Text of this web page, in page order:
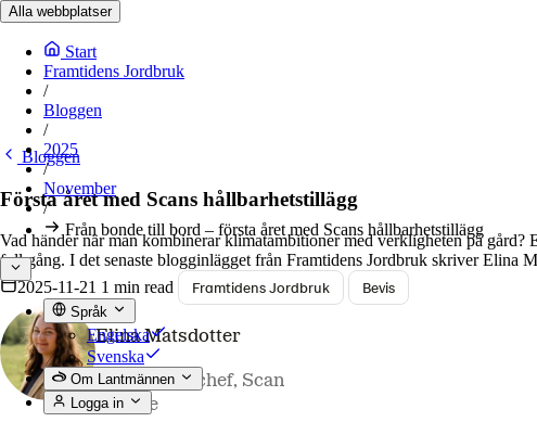
Alla webbplatser
Start
Framtidens Jordbruk
/
Bloggen
/
2025
/
November
/
Från bonde till bord – första året med Scans hållbarhetstillägg
Språk
Engelska
Svenska
Om Lantmännen
Logga in
Bloggen
Första året med Scans hållbarhetstillägg
Vad händer när man kombinerar klimatambitioner med verkligheten på
full gång. I det senaste blogginlägget från Framtidens Jordbruk skriver Elina
2025-11-21 1 min read Framtidens Jordbruk Bevis
Elina Matsdotter
Hållbarhetschef, Scan
Sverige